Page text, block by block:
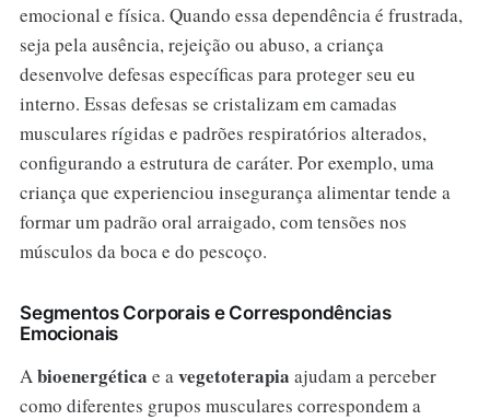
emocional e física. Quando essa dependência é frustrada,
seja pela ausência, rejeição ou abuso, a criança
desenvolve defesas específicas para proteger seu eu
interno. Essas defesas se cristalizam em camadas
musculares rígidas e padrões respiratórios alterados,
configurando a estrutura de caráter. Por exemplo, uma
criança que experienciou insegurança alimentar tende a
formar um padrão oral arraigado, com tensões nos
músculos da boca e do pescoço.
Segmentos Corporais e Correspondências
Emocionais
Abioenergética e avegetoterapia ajudam a perceber
como diferentes grupos musculares correspondem a